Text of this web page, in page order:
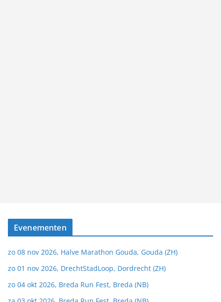
Evenementen
zo 08 nov 2026, Halve Marathon Gouda, Gouda (ZH)
zo 01 nov 2026, DrechtStadLoop, Dordrecht (ZH)
zo 04 okt 2026, Breda Run Fest, Breda (NB)